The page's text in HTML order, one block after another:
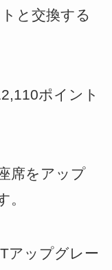
と交換する
ポイント
席をアップ
。
アップグレー